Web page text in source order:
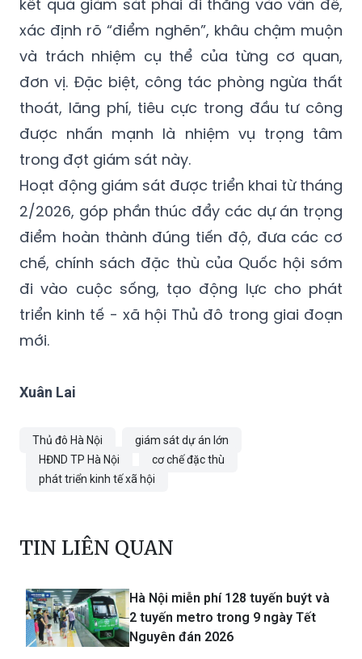
kết quả giám sát phải đi thẳng vào vấn đề,
xác định rõ “điểm nghẽn”, khâu chậm muộn
và trách nhiệm cụ thể của từng cơ quan,
đơn vị. Đặc biệt, công tác phòng ngừa thất
thoát, lãng phí, tiêu cực trong đầu tư công
được nhấn mạnh là nhiệm vụ trọng tâm
trong đợt giám sát này.
Hoạt động giám sát được triển khai từ tháng
2/2026, góp phần thúc đẩy các dự án trọng
điểm hoàn thành đúng tiến độ, đưa các cơ
chế, chính sách đặc thù của Quốc hội sớm
đi vào cuộc sống, tạo động lực cho phát
triển kinh tế - xã hội Thủ đô trong giai đoạn
mới.
Xuân Lai
Thủ đô Hà Nội
giám sát dự án lớn
HĐND TP Hà Nội
cơ chế đặc thù
phát triển kinh tế xã hội
TIN LIÊN QUAN
Hà Nội miễn phí 128 tuyến buýt và
2 tuyến metro trong 9 ngày Tết
Nguyên đán 2026